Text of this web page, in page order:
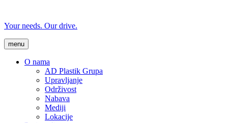
Your needs. Our drive.
menu
O nama
AD Plastik Grupa
Upravljanje
Održivost
Nabava
Mediji
Lokacije